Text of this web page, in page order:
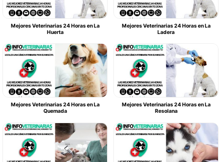
Mejores Veterinarias 24 Horas en La
Huerta
Mejores Veterinarias 24 Horas en La
Ladera
Mejores Veterinarias 24 Horas en La
Quemada
Mejores Veterinarias 24 Horas en La
Resolana